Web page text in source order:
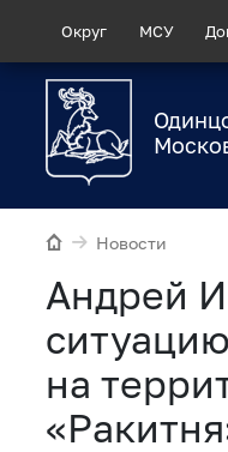
Округ МСУ
Новости
Андрей
на